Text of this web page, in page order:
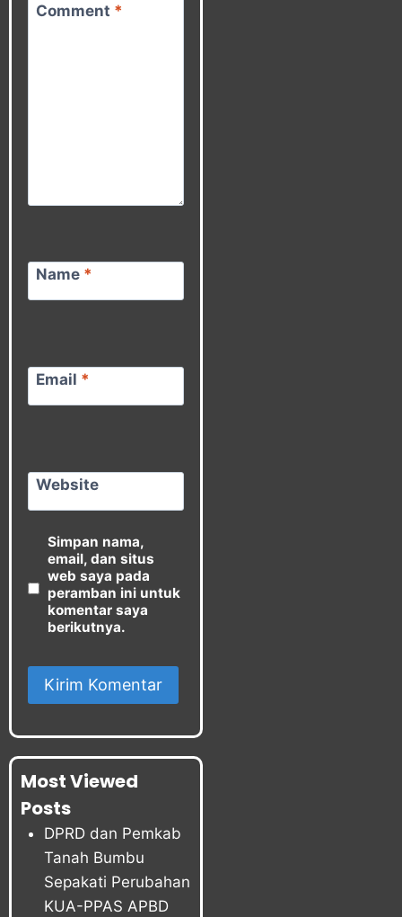
Comment *
Name *
Email *
Website
Simpan nama,
email, dan situs
web saya pada
peramban ini untuk
komentar saya
berikutnya.
Most Viewed
Posts
DPRD dan Pemkab
Tanah Bumbu
Sepakati Perubahan
KUA-PPAS APBD